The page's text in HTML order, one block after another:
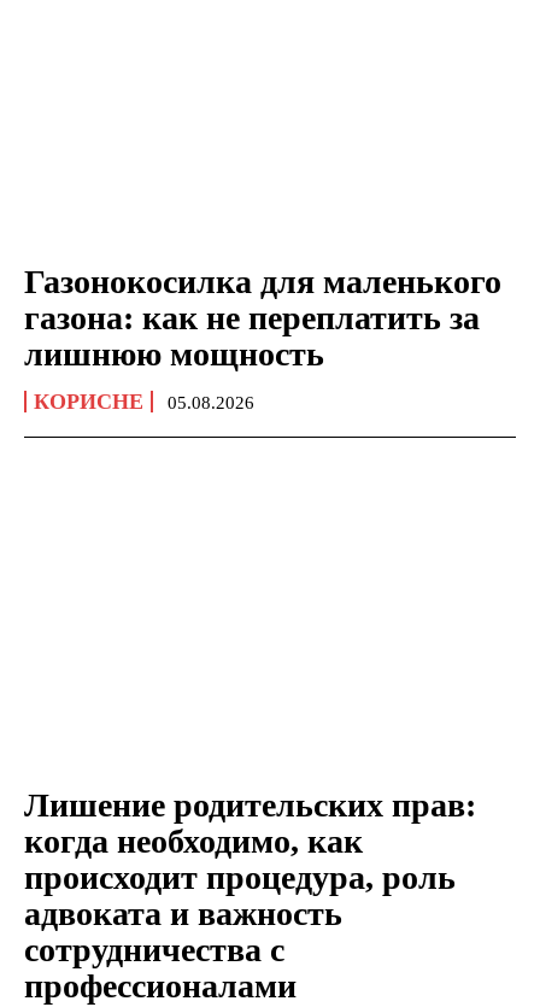
Газонокосилка для маленького
газона: как не переплатить за
лишнюю мощность
КОРИСНЕ 05.08.2026
Лишение родительских прав:
когда необходимо, как
происходит процедура, роль
адвоката и важность
сотрудничества с
профессионалами